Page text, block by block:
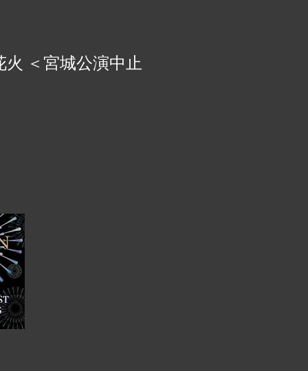
。長年のファンでも、クイー
た人でも、このリストには、
クイーンの歴代ベストソン
#クイーン ...
＜宮城公演中止